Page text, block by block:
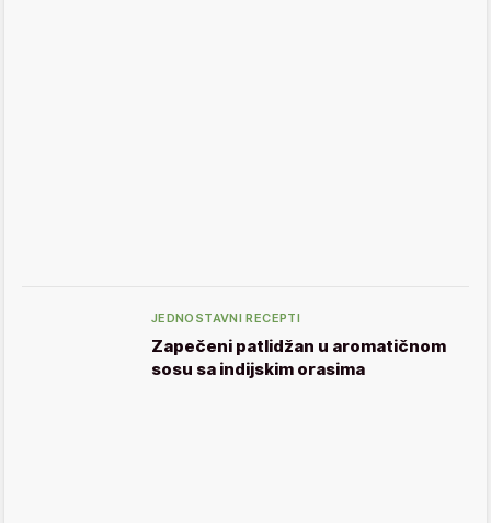
JEDNOSTAVNI RECEPTI
Zapečeni patlidžan u aromatičnom
sosu sa indijskim orasima